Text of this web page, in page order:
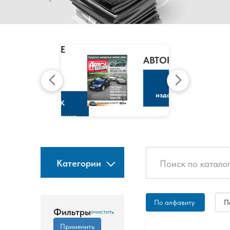
CLAIRE
МАРИ
КЛЭР
К
изданию
АВТОРЕВЮ
К
изданию
Категории
Фильтры
По алфавиту